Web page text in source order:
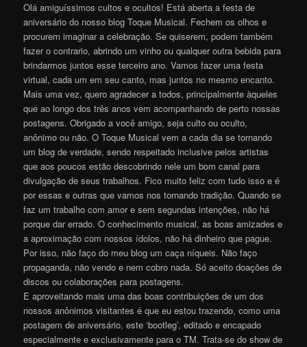
Olá amiguíssimos cultos e ocultos! Está aberta a festa de
aniversário do nosso blog Toque Musical. Fechem os olhos e
procurem imaginar a celebração. Se quiserem, podem também
fazer o contrario, abrindo um vinho ou qualquer outra bebida para
brindarmos juntos esse terceiro ano. Vamos fazer uma festa
virtual, cada um em seu canto, mas juntos no mesmo encanto.
Mais uma vez, quero agradecer a todos, principalmente àqueles
que ao longo dos três anos vem acompanhando de perto nossas
postagens. Obrigado a você amigo, seja culto ou oculto,
anônimo ou não. O Toque Musical vem a cada dia se tornando
um blog de verdade, sendo respeitado inclusive pelos artistas
que aos poucos estão descobrindo nele um bom canal para
divulgação de seus trabalhos. Fico muito feliz com tudo isso e é
por essas e outras que vamos nos tornando tradição. Quando se
faz um trabalho com amor e sem segundas intenções, não há
porque dar errado. O conhecimento musical, as boas amizades e
a aproximação com nossos ídolos, não há dinheiro que pague.
Por isso, não faço do meu blog um caça níqueis. Não faço
propaganda, não vendo e nem cobro nada. Só aceito doações de
discos ou colaborações para postagens.
E aproveitando mais uma das boas contribuições de um dos
nossos anônimos visitantes é que eu estou trazendo, como uma
postagem de aniversário, este ‘bootleg’, editado e encapado
especialmente e exclusivamente para o TM. Trata-se do show de